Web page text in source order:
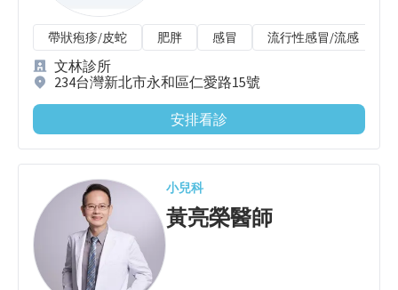
帶狀疱疹/皮蛇 肥胖 感冒 流行性感冒/流感
文林診所
234台灣新北市永和區仁愛路15號
安排看診
小兒科
黃亮榮醫師